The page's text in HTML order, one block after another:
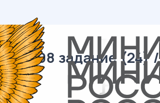
/ 08 задание (24) /